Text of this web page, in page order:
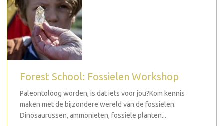
Forest School: Fossielen Workshop
Paleontoloog worden, is dat iets voor jou?Kom kennis
maken met de bijzondere wereld van de fossielen.
Dinosaurussen, ammonieten, fossiele planten...